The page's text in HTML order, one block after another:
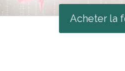
Acheter la